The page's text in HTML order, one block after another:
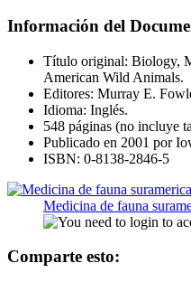
Información del
Título original: Biology,
American Wild Animals.
Editores: Murray E.
Idioma: Inglés.
548 páginas (no incluye
Publicado en 2001 por
ISBN: 0-8138-2846-5
Medicina de fauna
Comparte esto: